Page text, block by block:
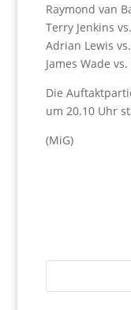
Raymond van
Terry Jenkins
Adrian Lewis
James Wade
Die
um 20.10 Uhr
(MiG)